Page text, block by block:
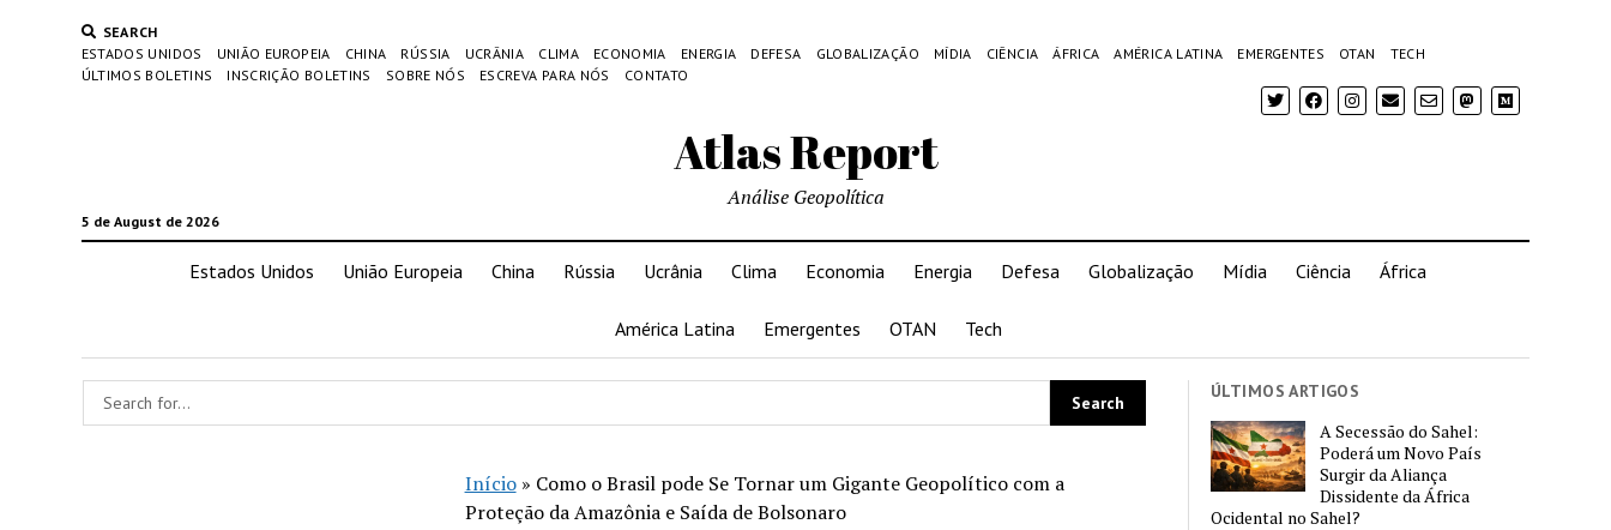
SEARCH
ESTADOS UNIDOS
UNIÃO EUROPEIA CHINA RÚSSIA UCRÂNIA CLIMA ECONOMIA ENERGIA DEFESA GLOBALIZAÇÃO MÍDIA CIÊNCIA ÁFRICA AMÉRICA LATINA EMERGENTES OTAN
TECH
ÚLTIMOS BOLETINS
INSCRIÇÃO BOLETINS SOBRE NÓS ESCREVA PARA NÓS CONTATO
Atlas Report
5 de August de 2026
Análise Geopolítica
Estados Unidos União Europeia China Rússia Ucrânia Clima Economia Energia Defesa Globalização Mídia Ciência África
América Latina Emergentes OTAN Tech
Início» Como o Brasil pode Se Tornar um Gigante Geopolítico com a
Proteção da Amazônia e Saída de Bolsonaro
ÚLTIMOS ARTIGOS
A Secessão do Sahel:
Poderá um Novo País
Surgir da Aliança
Dissidente da África
Ocidental no Sahel?